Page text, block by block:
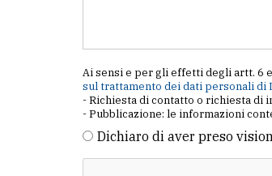
Ai sensi e per gli effetti degli artt. 6
sul trattamento dei dati personali di
- Richiesta di contatto o richiesta di
- Pubblicazione: le informazioni
Dichiaro di aver preso